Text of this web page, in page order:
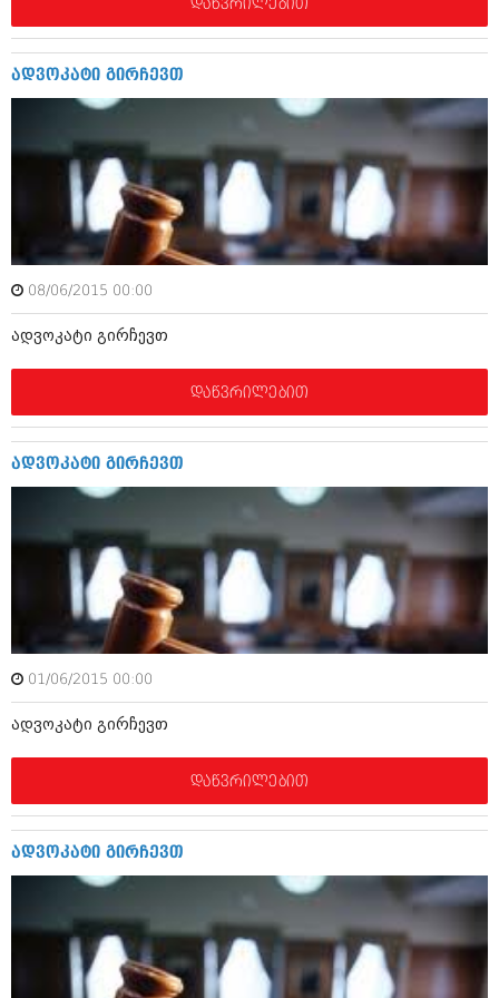
სექტემბერი 2017 (261)
ივლისი 2017 (233)
მაისი 2017 (216)
აპრილი 2017 (220)
მარტი 2017 (212)
თებერვალი 2017 (205)
იანვარი 2017 (246)
დეკემბერი 2016 (207)
ნოემბერი 2016 (207)
ოქტომბერი 2016 (257)
სექტემბერი 2016 (224)
ივნისი 2016 (221)
მაისი 2016 (261)
აპრილი 2016 (215)
მარტი 2016 (200)
თებერვალი 2016 (250)
დეკემბერი 2015 (207)
ნოემბერი 2015 (264)
ოქტომბერი 2015 (204)
სექტემბერი 2015 (215)
აგვისტო 2015 (286)
ივლისი 2015 (173)
აპრილი 2015 (208)
მარტი 2015 (365)
თებერვალი 2015 (286)
იანვარი 2015 (247)
დეკემბერი 2014 (342)
ოქტომბერი 2014 (292)
აგვისტო 2014 (248)
ივნისი 2014 (366)
მაისი 2014 (313)
აპრილი 2014 (290)
დაწვრილებით
ადვოკატი გირჩევთ
08/06/2015 00:00
ადვოკატი გირჩევთ
დაწვრილებით
ადვოკატი გირჩევთ
01/06/2015 00:00
ადვოკატი გირჩევთ
დაწვრილებით
ადვოკატი გირჩევთ